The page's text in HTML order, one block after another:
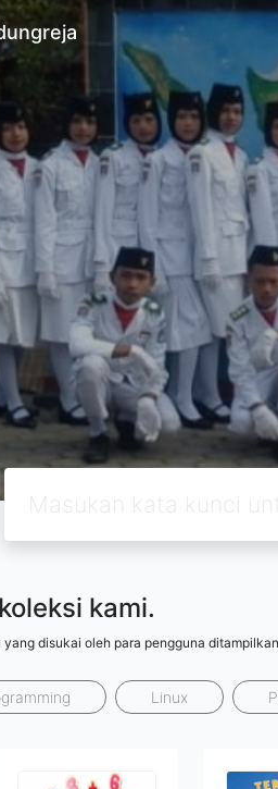
kami.
disukai oleh para pengguna
Linux